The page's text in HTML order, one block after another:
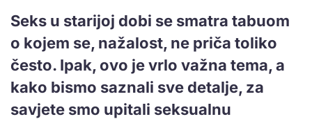
Seks u starijoj dobi se smatra tabuom
o kojem se, nažalost, ne priča toliko
često. Ipak, ovo je vrlo važna tema, a
kako bismo saznali sve detalje, za
savjete smo upitali seksualnu